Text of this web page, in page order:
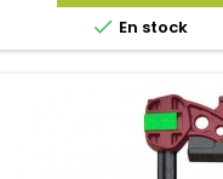
 En stock